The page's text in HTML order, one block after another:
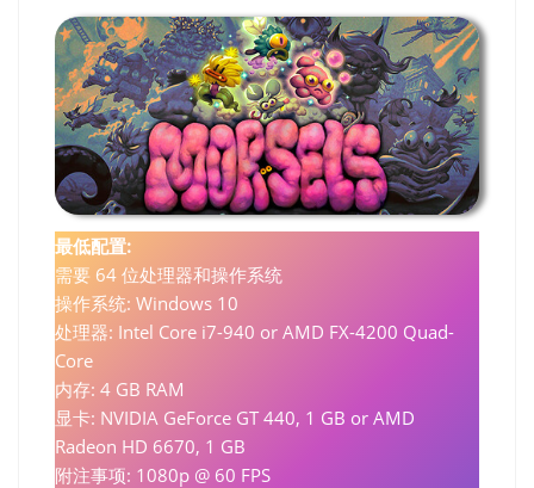
最低配置:
需要 64 位处理器和操作系统
操作系统: Windows 10
处理器: Intel Core i7-940 or AMD FX-4200 Quad-
Core
内存: 4 GB RAM
显卡: NVIDIA GeForce GT 440, 1 GB or AMD
Radeon HD 6670, 1 GB
附注事项: 1080p @ 60 FPS